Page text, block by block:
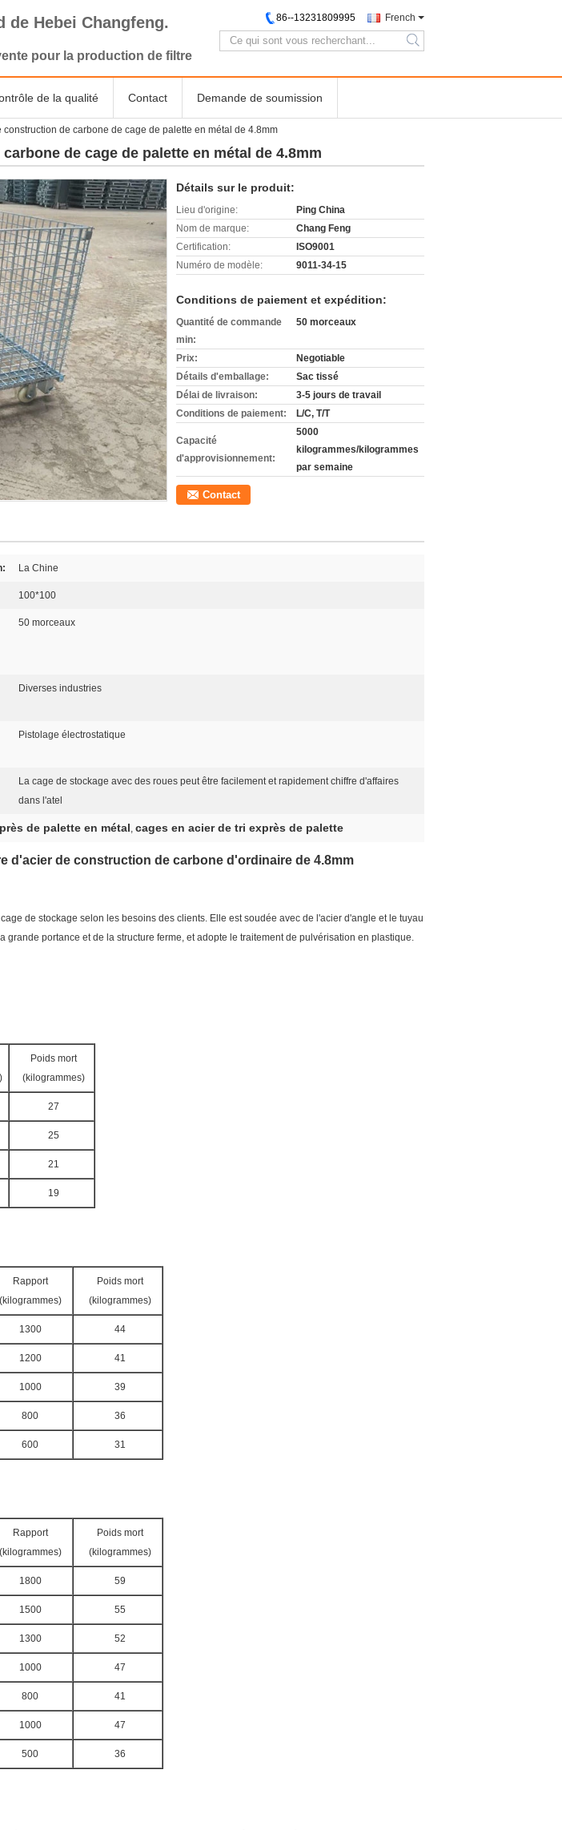
Hebei Changfeng.
pour la production de filtre
French
86--13231809995
search
de la qualité Contact Demande de soumission
de carbone de cage de palette en métal de 4.8mm
de cage de palette en métal de 4.8mm
Détails sur le produit:
Lieu d'origine:
Ping China
Nom de marque:
Chang Feng
Certification:
ISO9001
Numéro de modèle:
9011-34-15
Conditions de paiement et expédition:
Quantité de commande
min:
50 morceaux
Prix:
Negotiable
Détails d'emballage:
Sac tissé
Délai de livraison:
3-5 jours de travail
Conditions de paiement:
L/C, T/T
Capacité
d'approvisionnement:
5000
kilogrammes/kilogrammes
par semaine
Contact
La Chine
100*100
50 morceaux
Diverses industries
Pistolage électrostatique
La cage de stockage avec des roues peut être facilement et rapidement chiffre d'affaires
dans l'atel
de palette en métal, cages en acier de tri exprès de palette
d'acier de construction de carbone d'ordinaire de 4.8mm
de stockage selon les besoins des clients. Elle est soudée avec de l'acier d'angle et le tuyau
portance et de la structure ferme, et adopte le traitement de pulvérisation en plastique.
Poids mort
(kilogrammes)
27
25
21
19
Rapport
(kilogrammes)
Poids mort
(kilogrammes)
1300 44
1200 41
1000 39
800 36
600 31
Rapport
(kilogrammes)
Poids mort
(kilogrammes)
1800 59
1500 55
1300 52
1000 47
800 41
1000 47
500 36